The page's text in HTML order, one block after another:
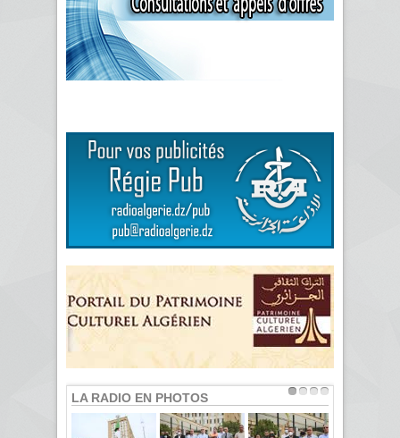
LA RADIO EN PHOTOS